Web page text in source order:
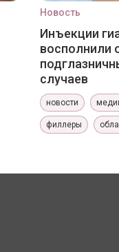
Новость
Инъекции
восполнили
случаев
новости
филлеры